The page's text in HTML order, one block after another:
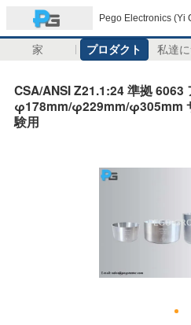
Pego Electronics (Yi
家 プロダクト 私達
CSA/ANSI Z21.1:24 準拠
φ178mm/φ229mm/φ305mm
験用